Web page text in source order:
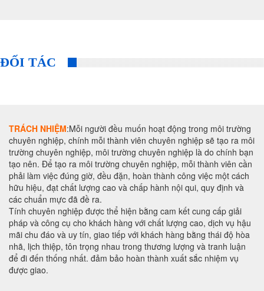
ĐỐI TÁC
TRÁCH NHIỆM:Mỗi người đều muốn hoạt động trong môi trường
chuyên nghiệp, chính mỗi thành viên chuyên nghiệp sẽ tạo ra môi
trường chuyên nghiệp, môi trường chuyên nghiệp là do chính bạn
tạo nên. Để tạo ra môi trường chuyên nghiệp, mỗi thành viên cần
phải làm việc đúng giờ, đều đặn, hoàn thành công việc một cách
hữu hiệu, đạt chất lượng cao và chấp hành nội qui, quy định và
các chuẩn mực đã đề ra.
Tính chuyên nghiệp được thể hiện bằng cam kết cung cấp giải
pháp và công cụ cho khách hàng với chất lượng cao, dịch vụ hậu
mãi chu đáo và uy tín, giao tiếp với khách hàng bằng thái độ hòa
nhã, lịch thiệp, tôn trọng nhau trong thương lượng và tranh luận
để đi đến thống nhất. đảm bảo hoàn thành xuất sắc nhiệm vụ
được giao.